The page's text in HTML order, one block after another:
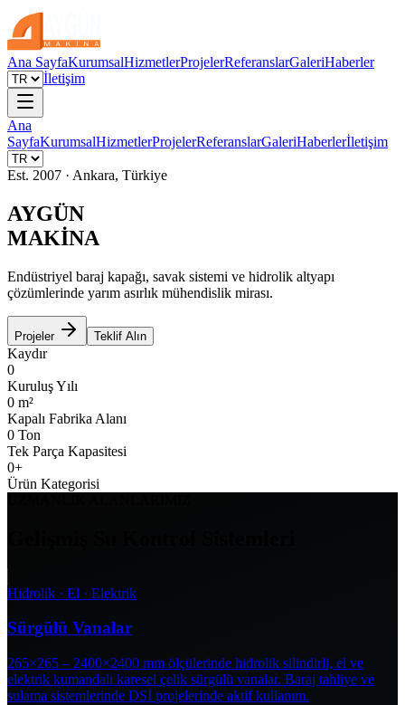
Ana SayfaKurumsalHizmetlerProjelerReferanslarGaleriHaberler
İletişim
Ana
SayfaKurumsalHizmetlerProjelerReferanslarGaleriHaberlerİletişim
Est. 2007 · Ankara, Türkiye
AYGÜN
MAKİNA
Endüstriyel baraj kapağı, savak sistemi ve hidrolik altyapı
çözümlerinde yarım asırlık mühendislik mirası.
Projeler Teklif Alın
Kaydır
0
Kuruluş Yılı
0 m²
Kapalı Fabrika Alanı
0 Ton
Tek Parça Kapasitesi
0+
Ürün Kategorisi
Hidrolik · El · Elektrik
Sürgülü Vanalar
265×265 – 2400×2400 mm ölçülerinde hidrolik silindirli, el ve
elektrik kumandalı karesel çelik sürgülü vanalar. Baraj tahliye ve
sulama sistemlerinde DSİ projelerinde aktif kullanım.